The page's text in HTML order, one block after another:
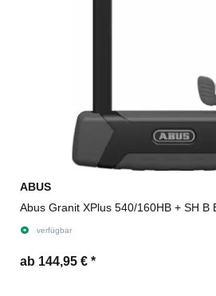
ABUS
Abus Granit XPlus 540/160HB + SH B
verfügbar
ab 144,95 € *